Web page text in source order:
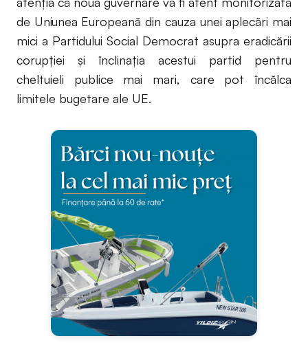
de Uniunea Europeană din cauza unei aplecări mai
mici a Partidului Social Democrat asupra eradicării
corupției și înclinația acestui partid pentru
cheltuieli publice mai mari, care pot încălca
limitele bugetare ale UE.